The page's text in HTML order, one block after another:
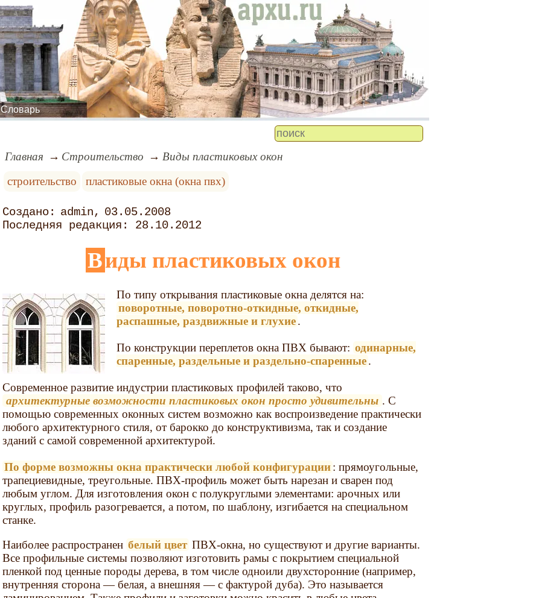
Словарь
Главная Строительство
Виды пластиковых окон
строительство
пластиковые окна (окна пвх)
admin
03.05.2008
28.10.2012
Виды пластиковых окон
По типу открывания пластиковые окна делятся на:
поворотные, поворотно-откидные, откидные,
распашные, раздвижные и глухие.
По конструкции переплетов окна ПВХ бывают: одинарные,
спаренные, раздельные и раздельно-спаренные.
Современное развитие индустрии пластиковых профилей таково, что
архитектурные возможности пластиковых окон просто удивительны . С
помощью современных оконных систем возможно как воспроизведение практически
любого архитектурного стиля, от барокко до конструктивизма, так и создание
зданий с самой современной архитектурой.
По форме возможны окна практически любой конфигурации: прямоугольные,
трапециевидные, треугольные. ПВХ-профиль может быть нарезан и сварен под
любым углом. Для изготовления окон с полукруглыми элементами: арочных или
круглых, профиль разогревается, а потом, по шаблону, изгибается на специальном
станке.
Наиболее распространен белый цвет ПВХ-окна, но существуют и другие варианты.
Все профильные системы позволяют изготовить рамы с покрытием специальной
пленкой под ценные породы дерева, в том числе одноили двухсторонние (например,
внутренняя сторона — белая, а внешняя — с фактурой дуба). Это называется